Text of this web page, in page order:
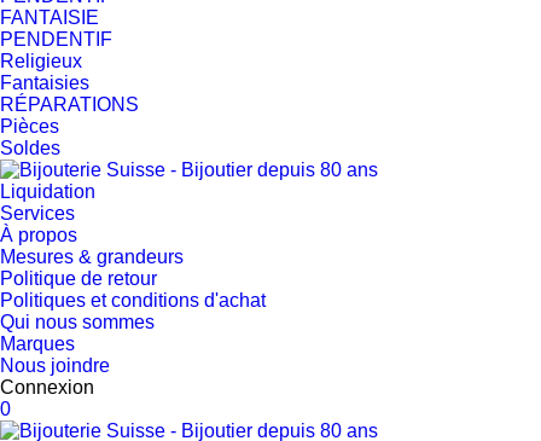
FANTAISIE
PENDENTIF
Religieux
Fantaisies
RÉPARATIONS
Pièces
Soldes
Liquidation
Services
À propos
Mesures & grandeurs
Politique de retour
Politiques et conditions d'achat
Qui nous sommes
Marques
Nous joindre
Connexion
0